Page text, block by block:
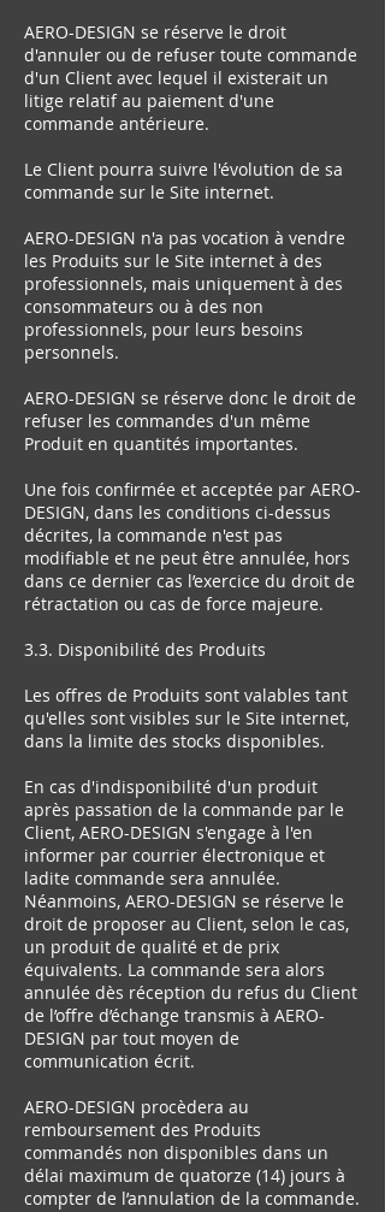
AERO-DESIGN se réserve le droit
d'annuler ou de refuser toute commande
d'un Client avec lequel il existerait un
litige relatif au paiement d'une
commande antérieure.
Le Client pourra suivre l'évolution de sa
commande sur le Site internet.
AERO-DESIGN n'a pas vocation à vendre
les Produits sur le Site internet à des
professionnels, mais uniquement à des
consommateurs ou à des non
professionnels, pour leurs besoins
personnels.
AERO-DESIGN se réserve donc le droit de
refuser les commandes d'un même
Produit en quantités importantes.
Une fois confirmée et acceptée par AERO-
DESIGN, dans les conditions ci-dessus
décrites, la commande n'est pas
modifiable et ne peut être annulée, hors
dans ce dernier cas l’exercice du droit de
rétractation ou cas de force majeure.
3.3. Disponibilité des Produits
Les offres de Produits sont valables tant
qu'elles sont visibles sur le Site internet,
dans la limite des stocks disponibles.
En cas d'indisponibilité d'un produit
après passation de la commande par le
Client, AERO-DESIGN s'engage à l'en
informer par courrier électronique et
ladite commande sera annulée.
Néanmoins, AERO-DESIGN se réserve le
droit de proposer au Client, selon le cas,
un produit de qualité et de prix
équivalents. La commande sera alors
annulée dès réception du refus du Client
de l’offre d’échange transmis à AERO-
DESIGN par tout moyen de
communication écrit.
AERO-DESIGN procèdera au
remboursement des Produits
commandés non disponibles dans un
délai maximum de quatorze (14) jours à
compter de l’annulation de la commande.